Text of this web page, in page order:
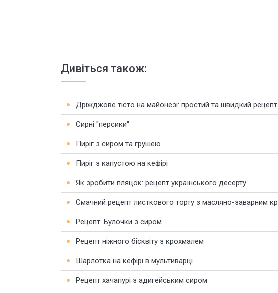
Дивіться також:
Дріжджове тісто на майонезі: простий та швидкий рецепт
Сирні "персики"
Пиріг з сиром та грушею
Пиріг з капустою на кефірі
Як зробити пляцок: рецепт українського десерту
Смачний рецепт листкового торту з масляно-заварним
Рецепт: Булочки з сиром
Рецепт ніжного бісквіту з крохмалем
Шарлотка на кефірі в мультиварці
Рецепт хачапурі з адигейським сиром